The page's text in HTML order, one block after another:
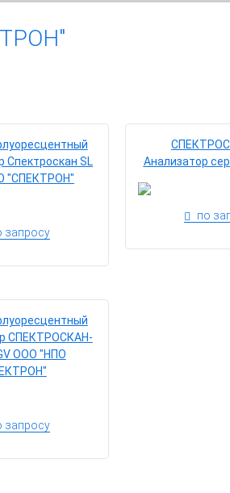
Спектроскан SL
"СПЕКТРОН"
запросу
Анализатор
по
СПЕКТРОСКАН-
ООО "НПО
запросу